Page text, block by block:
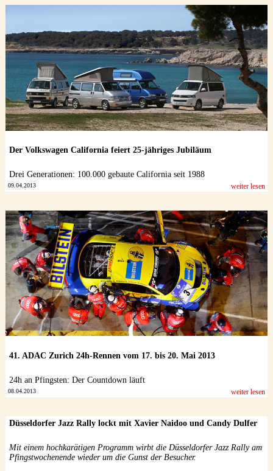
Der Volkswagen California feiert 25-jähriges Jubiläum
Drei Generationen: 100.000 gebaute California seit 1988
09.04.2013 weiter lesen
41. ADAC Zurich 24h-Rennen vom 17. bis 20. Mai 2013
24h an Pfingsten: Der Countdown läuft
08.04.2013 weiter lesen
Düsseldorfer Jazz Rally lockt mit Xavier Naidoo und Candy Dulfer
Mit einem hochkarätigen Programm wirbt die Düsseldorfer Jazz Rally am
Pfingstwochenende wieder um die Gunst der Besucher.